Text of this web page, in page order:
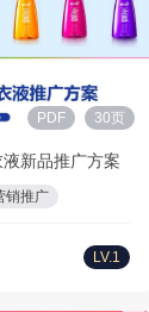
PDF 30页
新品推广方案
销推广
LV.1